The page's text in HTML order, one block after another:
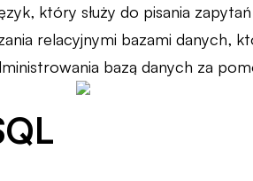
który służy do pisania
relacyjnymi bazami danych,
bazą danych za